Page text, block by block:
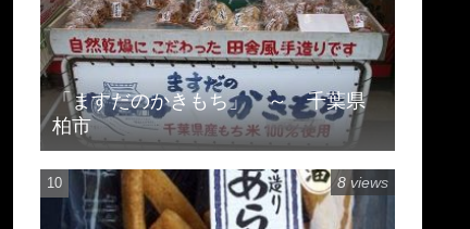
「ますだのかきもち」 ～ 千葉県
柏市
8 views